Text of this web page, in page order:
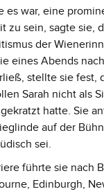
es war, eine
zu sein, sagte sie,
der
eines Abends
stellte sie fest,
Sarah nicht als
hatte. Sie
auf der
sei.
führte sie nach
Edinburgh,